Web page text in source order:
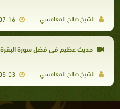
الشيخ صالح المغامسي 2017-07-16
حديث عظيم في فضل سورة البقرة
الشيخ صالح المغامسي 2017-05-03